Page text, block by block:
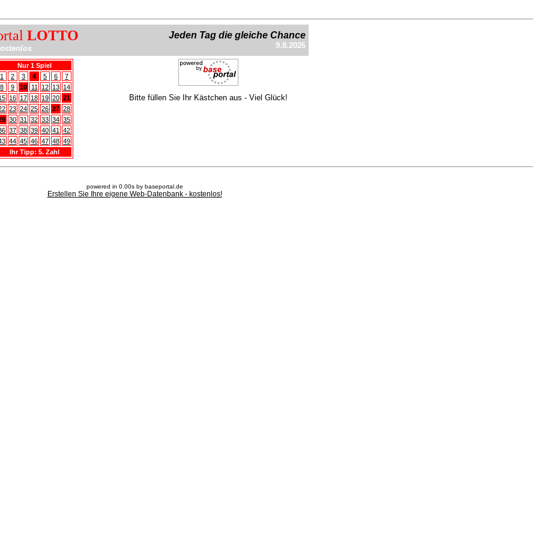
LOTTO Jeden Tag die gleiche Chance
9.8.2026
Nur 1 Spiel
1
2 3 4 5 6
7
8
9 10 11 12 13 14
16 17 18 19 20 21
23 24 25 26 27 28
30 31 32 33 34 35
37 38 39 40 41
42
44 45 46 47 48 49
Ihr Tipp: 5. Zahl
Bitte füllen Sie Ihr Kästchen aus - Viel Glück!
powered in 0.00s by baseportal.de
Erstellen Sie Ihre eigene Web-Datenbank - kostenlos!